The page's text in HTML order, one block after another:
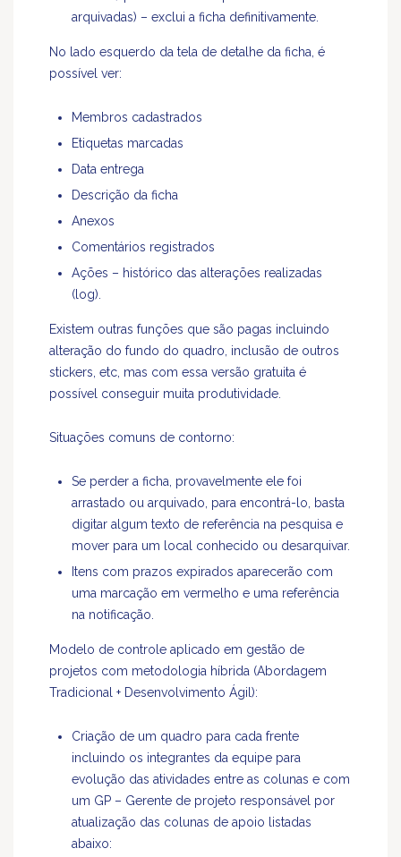
arquivadas) – exclui a ficha definitivamente.
No lado esquerdo da tela de detalhe da ficha, é
possível ver:
Membros cadastrados
Etiquetas marcadas
Data entrega
Descrição da ficha
Anexos
Comentários registrados
Ações – histórico das alterações realizadas
(log).
Existem outras funções que são pagas incluindo
alteração do fundo do quadro, inclusão de outros
stickers, etc, mas com essa versão gratuita é
possível conseguir muita produtividade.
Situações comuns de contorno:
Se perder a ficha, provavelmente ele foi
arrastado ou arquivado, para encontrá-lo, basta
digitar algum texto de referência na pesquisa e
mover para um local conhecido ou desarquivar.
Itens com prazos expirados aparecerão com
uma marcação em vermelho e uma referência
na notificação.
Modelo de controle aplicado em gestão de
projetos com metodologia híbrida (Abordagem
Tradicional + Desenvolvimento Ágil):
Criação de um quadro para cada frente
incluindo os integrantes da equipe para
evolução das atividades entre as colunas e com
um GP – Gerente de projeto responsável por
atualização das colunas de apoio listadas
abaixo: